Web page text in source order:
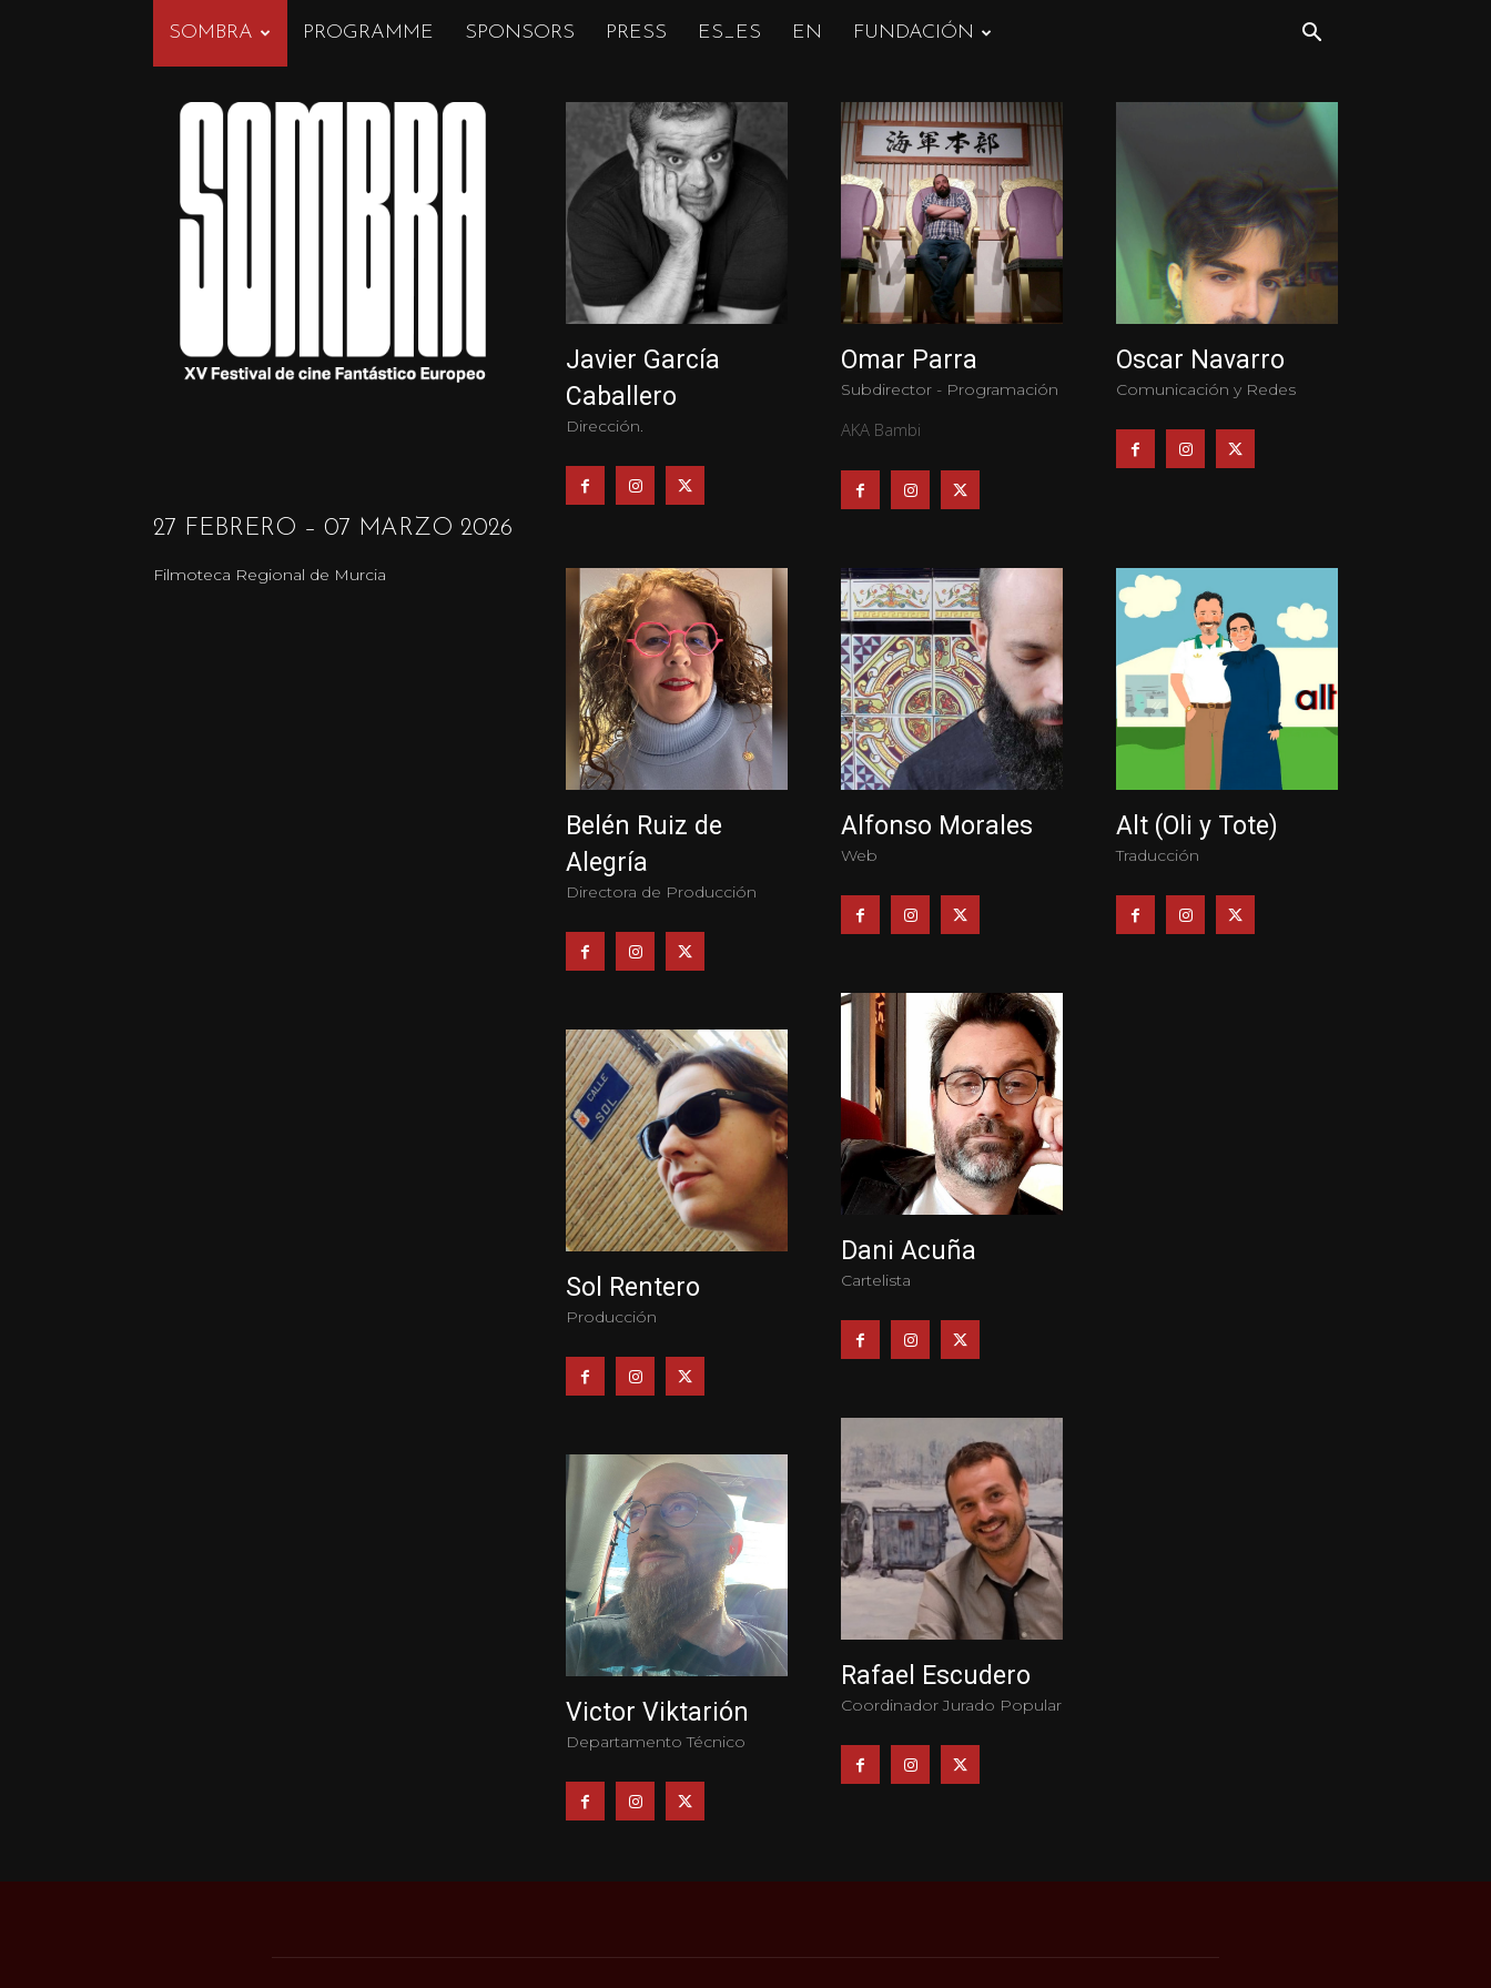
SOMBRA PROGRAMME SPONSORS PRESS ES_ES EN FUNDACIÓN
27 FEBRERO – 07 MARZO 2026
Filmoteca Regional de Murcia
Javier García
Caballero
Dirección.
Omar Parra
Subdirector - Programación
AKA Bambi
Oscar Navarro
Comunicación y Redes
Belén Ruiz de
Alegría
Directora de Producción
Sol Rentero
Producción
Victor Viktarión
Departamento Técnico
Alfonso Morales
Web
Dani Acuña
Cartelista
Rafael Escudero
Coordinador Jurado Popular
Alt (Oli y Tote)
Traducción